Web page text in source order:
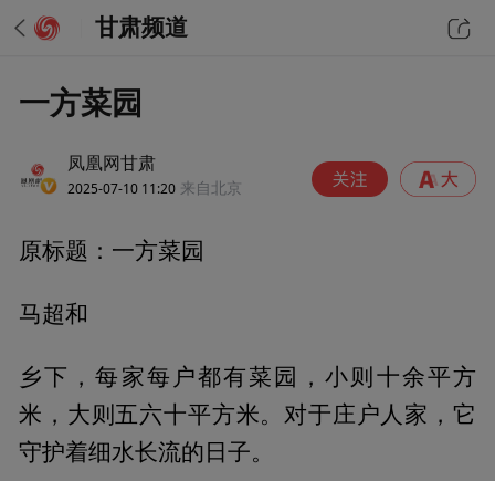
甘肃频道
一方菜园
凤凰网甘肃
2025-07-10 11:20 来自北京
原标题：一方菜园
马超和
乡下，每家每户都有菜园，小则十余平方
米，大则五六十平方米。对于庄户人家，它
守护着细水长流的日子。